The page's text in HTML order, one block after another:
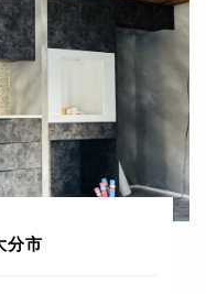
終段階です。 毛足の
事は職人さんの数も少
に仕上げていただき
チンも施工が終わり
注意を払っての作業
すはメンテ […]
分市